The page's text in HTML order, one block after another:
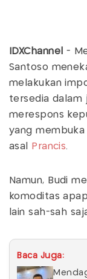
IDXChannel -
Santoso
melakukan
tersedia dalam
merespons
yang
asal
Prancis.
Namun, Budi
komoditas
lain sah-sah
Baca Juga: